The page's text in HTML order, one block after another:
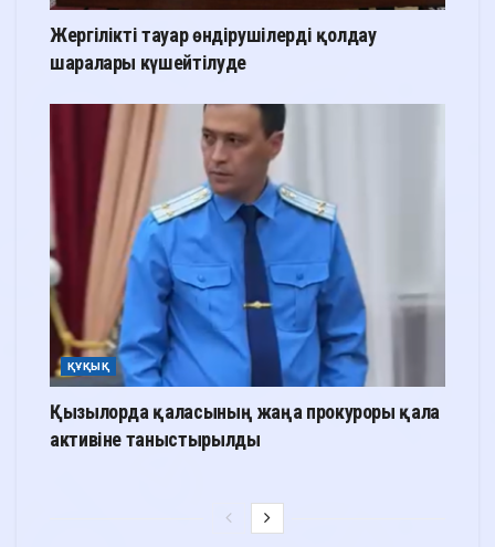
Жергілікті тауар өндірушілерді қолдау
шаралары күшейтілуде
ҚҰҚЫҚ
Қызылорда қаласының жаңа прокуроры қала
активіне таныстырылды